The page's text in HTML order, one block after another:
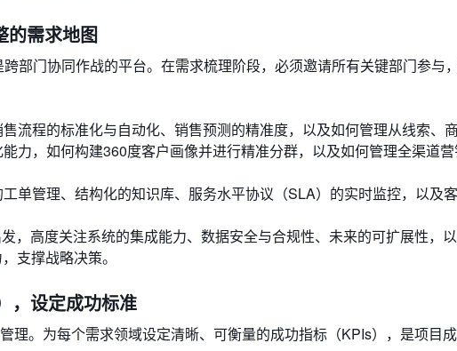
的需求地图
部门协同作战的平台。在需求梳理阶段，必须邀请所有关键部门参与
流程的标准化与自动化、销售预测的精准度，以及如何管理从线索、
力，如何构建360度客户画像并进行精准分群，以及如何管理全渠道
单管理、结构化的知识库、服务水平协议（SLA）的实时监控，以及
，高度关注系统的集成能力、数据安全与合规性、未来的可扩展性，
支撑战略决策。
，设定成功标准
理。为每个需求领域设定清晰、可衡量的成功指标（KPIs），是项目成